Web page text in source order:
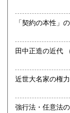
舗です。
浄行寺バス停か
ビル全面にお客
沿線名：熊本電
最寄駅：藤崎宮前
定休日：水曜日